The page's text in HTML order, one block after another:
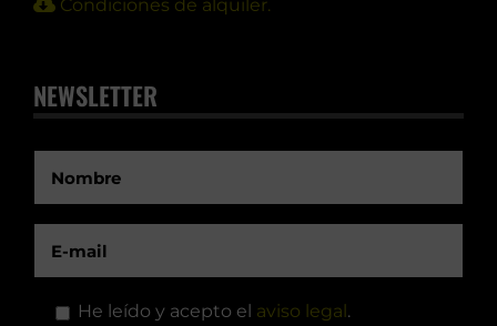
Condiciones de alquiler.
NEWSLETTER
He leído y acepto el aviso legal .